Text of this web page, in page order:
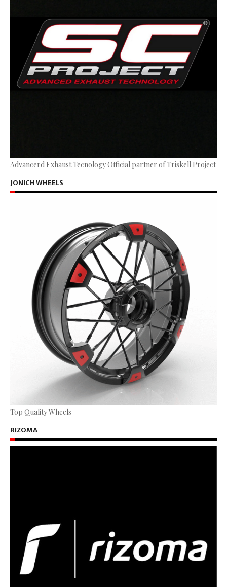
Advancerd Exhaust Tecnology Official partner of Triskell Project
JONICH WHEELS
Top Quality Wheels
RIZOMA